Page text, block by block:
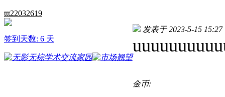
ttt22032619
签到天数: 6 天
发表于 2023-5-15 15:27
金币: